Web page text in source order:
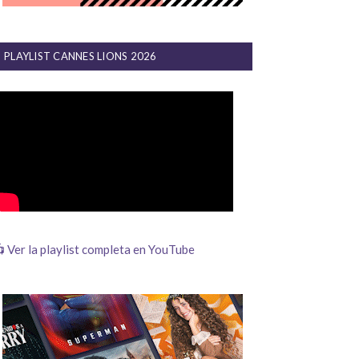
PLAYLIST CANNES LIONS 2026
Ver la playlist completa en YouTube